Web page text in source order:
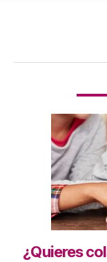
¿Quieres